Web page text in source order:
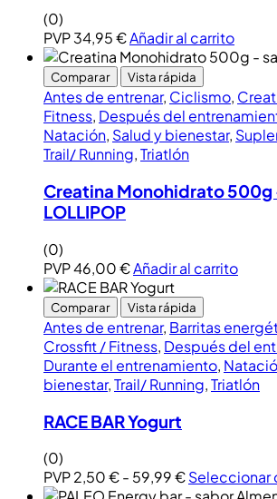
(0)
PVP34,95€Añadir al carrito
Comparar Vista rápida
Antes de entrenar, Ciclismo,
Fitness, Después del
Natación, Salud y bienestar,
Trail/ Running,Triatlón
Creatina Monohidrato 500g
LOLLIPOP
(0)
PVP46,00€Añadir al carrito
Comparar Vista rápida
Antes de entrenar, Barritas
Crossfit / Fitness, Después del
Durante el entrenamiento,
bienestar,Trail/ Running,Triatlón
RACE BAR Yogurt
(0)
PVP2,50€- 59,99€Seleccionar